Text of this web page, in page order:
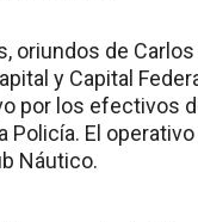
oriundos de Carlos
y Capital
por los efectivos
Policía. El
Náutico.